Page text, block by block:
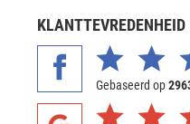
KLANTTEVREDENHEID
Gebaseerd op